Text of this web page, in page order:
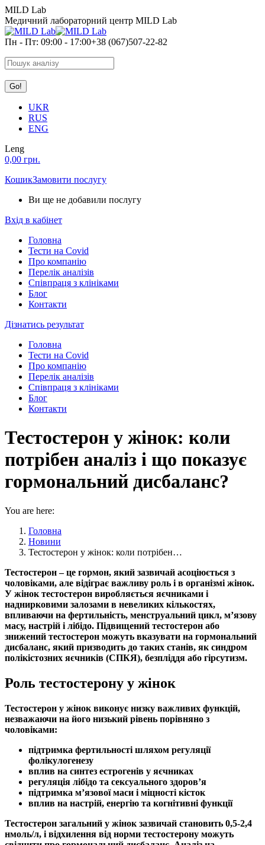
Skip
to
content
MILD Lab
Медичний лабораторний центр MILD Lab
Пн - Пт: 09:00 - 17:00+38 (067)507-22-82
Search:
UKR
RUS
ENG
Leng
0,00 грн.
КошикЗамовити послугу
Ви ще не добавили послугу
Вхід в кабінет
Головна
Тести на Covid
Про компанію
Перелік аналізів
Співпраця з клініками
Блог
Контакти
Дізнатись результат
Головна
Тести на Covid
Про компанію
Перелік аналізів
Співпраця з клініками
Блог
Контакти
Тестостерон у жінок: коли
потрібен аналіз і що показує
гормональний дисбаланс?
You are here:
Головна
Новини
Тестостерон у жінок: коли потрібен…
Тестостерон– це гормон, який зазвичай асоціюється з
чоловіками, але відіграє важливу роль і в організмі жінок.
У жінок тестостерон виробляється яєчниками і
наднирковими залозами в невеликих кількостях,
впливаючи на фертильність, менструальний цикл, м’язову
масу, настрій і лібідо. Підвищений тестостерон або
знижений тестостерон можуть вказувати на гормональний
дисбаланс, який призводить до таких станів, як синдром
полікістозних яєчників (СПКЯ), безпліддя або гірсутизм.
Роль тестостерону у жінок
Тестостерон у жінок виконує низку важливих функцій,
незважаючи на його низький рівень порівняно з
чоловіками:
підтримка фертильності шляхом регуляції
фолікулогенезу
вплив на синтез естрогенів у яєчниках
регуляція лібідо та сексуального здоров’я
підтримка м’язової маси і міцності кісток
вплив на настрій, енергію та когнітивні функції
Тестостерон загальний у жінок зазвичай становить 0,5-2,4
нмоль/л, і відхилення від норми тестостерону можуть